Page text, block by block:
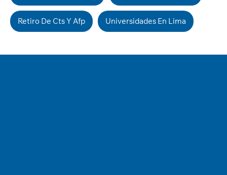
Retiro De Cts Y Afp Universidades En Lima